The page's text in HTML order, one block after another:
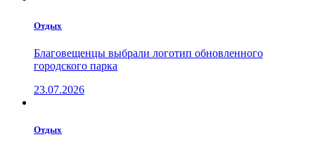
Отдых
Благовещенцы выбрали логотип обновленного
городского парка
23.07.2026
Отдых